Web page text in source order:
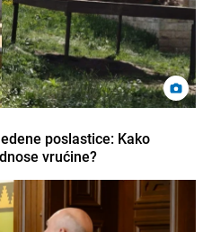
poslastice: Kako
vrućine?